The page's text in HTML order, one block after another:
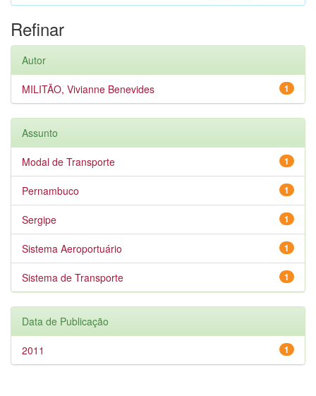
Refinar
Autor
1
MILITÃO, Vivianne Benevides
Assunto
1
Modal de Transporte
1
Pernambuco
1
Sergipe
1
Sistema Aeroportuário
1
Sistema de Transporte
Data de Publicação
1
2011